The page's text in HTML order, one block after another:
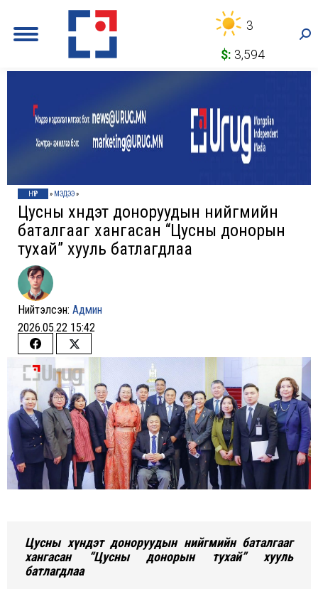
3
$: 3,594
НҮҮР » МЭДЭЭ»
Цусны хүндэт доноруудын нийгмийн
баталгааг хангасан “Цусны донорын
тухай” хууль батлагдлаа
Нийтэлсэн: Админ
2026.05.22 15:42
Share
on
Facebook
Share
on
Twitter
Цусны хүндэт доноруудын нийгмийн баталгааг
хангасан “Цусны донорын тухай” хууль
батлагдлаа